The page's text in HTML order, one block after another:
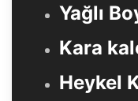
Yağlı
Kara
Heykel